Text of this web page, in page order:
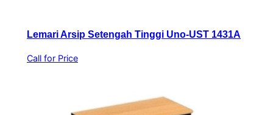
Lemari Arsip Setengah Tinggi Uno-UST 1431A
Call for Price